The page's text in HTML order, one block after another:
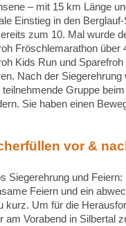
– mit 15 km Länge
Einstieg in den
zum 10. Mal wurde
Fröschlemarathon über
Kids Run und
Nach der
Gruppe
Sie haben einen
vor &
Siegerehrung und
Feiern und ein
kurz. Um für die
am Vorabend in Silbertal